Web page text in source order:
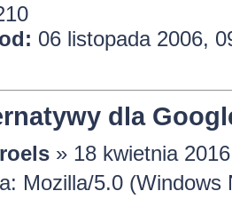
06 listopada 2006,
dla
» 18 kwietnia
Mozilla/5.0